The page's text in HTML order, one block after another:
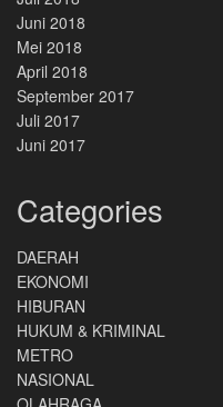
Juni 2018
Mei 2018
April 2018
September 2017
Juli 2017
Juni 2017
Categories
DAERAH
EKONOMI
HIBURAN
HUKUM & KRIMINAL
METRO
NASIONAL